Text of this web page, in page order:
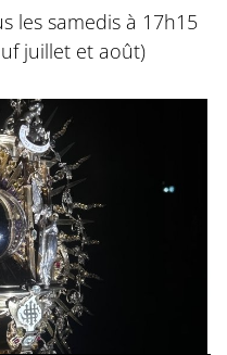
les samedis à 17h15
juillet et août)